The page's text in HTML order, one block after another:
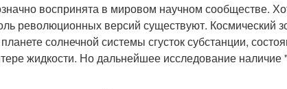
воспринята в мировом научном сообществе.
революционных версий существуют. Космический
солнечной системы сгусток субстанции,
жидкости. Но дальнейшее исследование наличие